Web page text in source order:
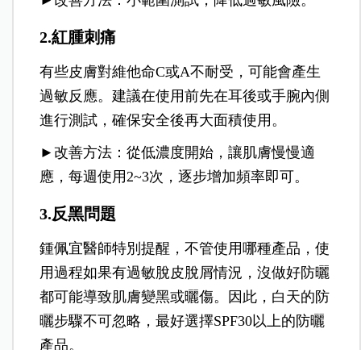
2.紅腫刺痛
有些皮膚對維他命C或A不耐受，可能會產生
過敏反應。建議在使用前先在耳後或手腕內側
進行測試，確保安全後再大面積使用。
►改善方法：從低濃度開始，讓肌膚慢慢適
應，每週使用2~3次，逐步增加頻率即可。
3.反黑問題
鍾佩宜醫師特別提醒，不管使用哪種產品，使
用過程如果有過敏脫皮脫屑情況，沒做好防曬
都可能導致肌膚變黑或曬傷。因此，白天的防
曬步驟不可忽略，最好選擇SPF30以上的防曬
產品。